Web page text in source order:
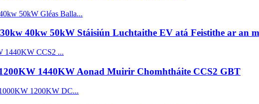
40kw 50kW Stáisiún Luchtaithe EV atá Feistithe ar an
1440KW Aonad Muirir Chomhtháite CCS2 GBT